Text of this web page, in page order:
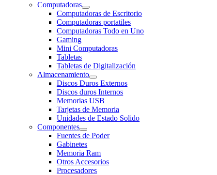
Computadoras
Computadoras de Escritorio
Computadoras portatiles
Computadoras Todo en Uno
Gaming
Mini Computadoras
Tabletas
Tabletas de Digitalización
Almacenamiento
Discos Duros Externos
Discos duros Internos
Memorias USB
Tarjetas de Memoria
Unidades de Estado Solido
Componentes
Fuentes de Poder
Gabinetes
Memoria Ram
Otros Accesorios
Procesadores